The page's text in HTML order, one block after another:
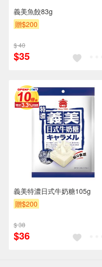
義美魚餃83g
贈$200
$ 40
$35
義美特濃日式牛奶糖105g
贈$200
$ 38
$36